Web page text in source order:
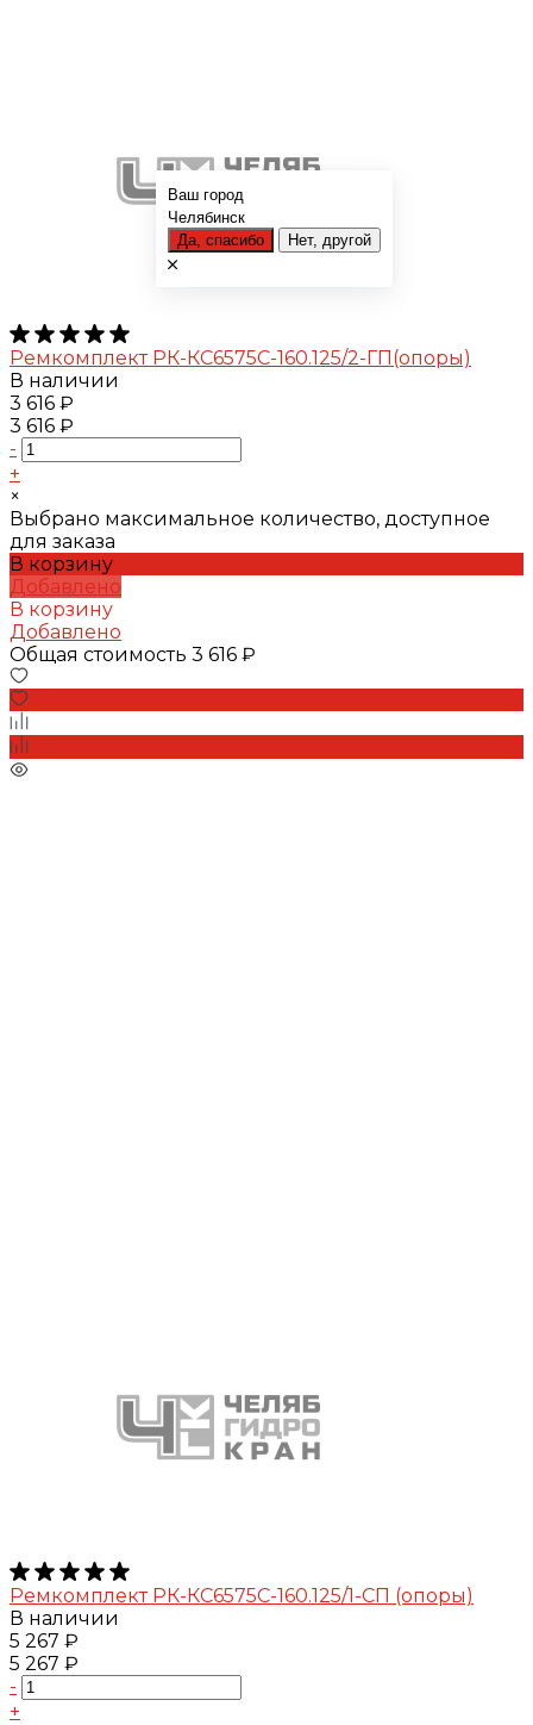
Ремкомплект РК-КС6575С-160.125/2-ГП(опоры)
В наличии
3 616 ₽
3 616 ₽
-
+
×
Выбрано максимальное количество, доступное
для заказа
В корзину
Добавлено
В корзину
Добавлено
Общая стоимость 3 616 ₽
Ремкомплект РК-КС6575С-160.125/1-СП (опоры)
В наличии
5 267 ₽
5 267 ₽
-
+
Ваш город
Челябинск
Да, спасибо Нет, другой